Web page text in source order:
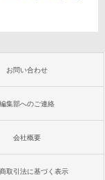
お問い合わせ
編集部へのご連絡
会社概要
取引法に基づく表示